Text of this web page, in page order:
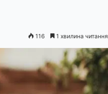
116 1 хвилина читання